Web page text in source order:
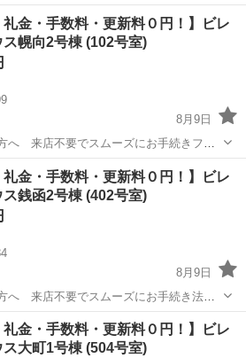
越サポートあり！敷金・礼金・更新料・
や審査の結果、敷金をお預かりする場合
稚園 徒...
アパート 徒歩
礼金・手数料・更新料０円！】ビレ
ス幌向2号棟 (102号室)
8月9日
へ 来店不要でスムーズにお手続きフリ
越サポートあり！敷金・礼金・更新料・
や審査の結果、敷金をお預かりする場合
歩12...
駅 アパート 徒歩
礼金・手数料・更新料０円！】ビレ
ス銭函2号棟 (402号室)
8月9日
へ 来店不要でスムーズにお手続き法
まなお客様のニーズに対応します敷金・
0円！※契約内容や審査の結果、敷金をお
。桂岡幼稚園...
駅 アパート
礼金・手数料・更新料０円！】ビレ
ス大町1号棟 (504号室)